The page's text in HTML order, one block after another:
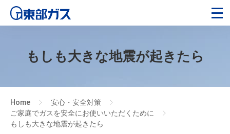
もしも大きな地震が起きたら
Home 安心・安全対策
ご家庭でガスを安全にお使いいただくために
もしも大きな地震が起きたら